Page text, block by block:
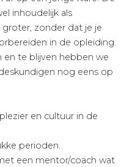
inhoudelijk als
zonder dat je je
in de opleiding.
en te blijven hebben we
nog eens op
en cultuur in de
perioden.
een mentor/coach wat